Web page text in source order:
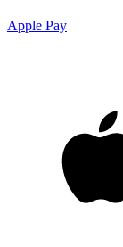
Apple Pay